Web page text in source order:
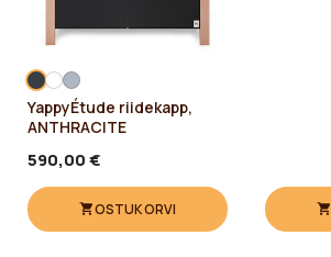
YappyÉtude riidekapp,
ANTHRACITE
590,00 €
OSTUKORVI